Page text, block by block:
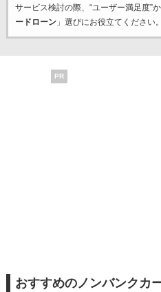
サービス検討の際、“ユーザー満足度”
ードローン」選びにお役立てください。
PR
おすすめのノンバンクカ